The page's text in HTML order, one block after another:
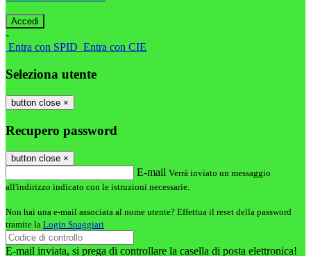
-
Entra con SPID Entra con CIE
Seleziona utente
button close ×
Recupero password
button close ×
E-mail Verrà inviato un messaggio
all'indirizzo indicato con le istruzioni necessarie.
Non hai una e-mail associata al nome utente? Effettua il reset della password
tramite la Login Spaggiari
E-mail inviata, si prega di controllare la casella di posta elettronica!